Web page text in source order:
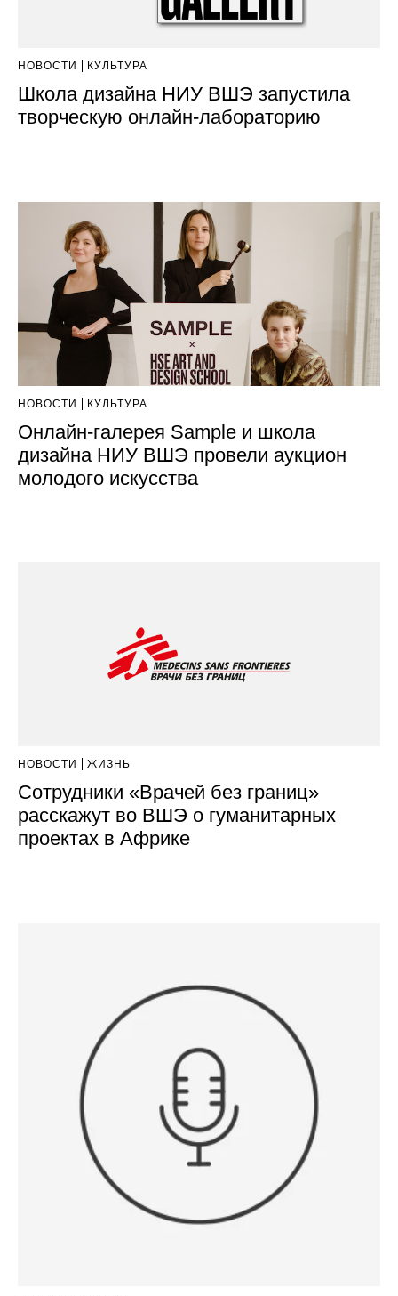
НОВОСТИ КУЛЬТУРА
Школа дизайна НИУ ВШЭ запустила
творческую онлайн-лабораторию
НОВОСТИ КУЛЬТУРА
Онлайн-галерея Sample и школа
дизайна НИУ ВШЭ провели аукцион
молодого искусства
НОВОСТИ ЖИЗНЬ
Сотрудники «Врачей без границ»
расскажут во ВШЭ о гуманитарных
проектах в Африке